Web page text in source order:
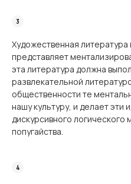
Художественная
представляет
эта литература должна
развлека­тельной
общественности те
нашу культуру, и делает
дискурсивного
попугайства.